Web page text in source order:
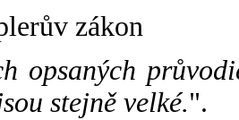
zákon
opsaných
stejně velké.".